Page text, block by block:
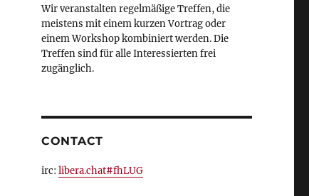
Wir veranstalten regelmäßige Treffen, die
meistens mit einem kurzen Vortrag oder
einem Workshop kombiniert werden. Die
Treffen sind für alle Interessierten frei
zugänglich.
CONTACT
irc: libera.chat#fhLUG